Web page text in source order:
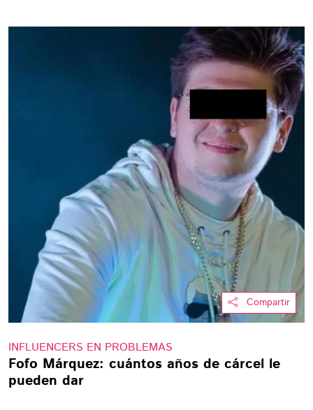
Compartir
INFLUENCERS EN PROBLEMAS
Fofo Márquez: cuántos años de cárcel le
pueden dar